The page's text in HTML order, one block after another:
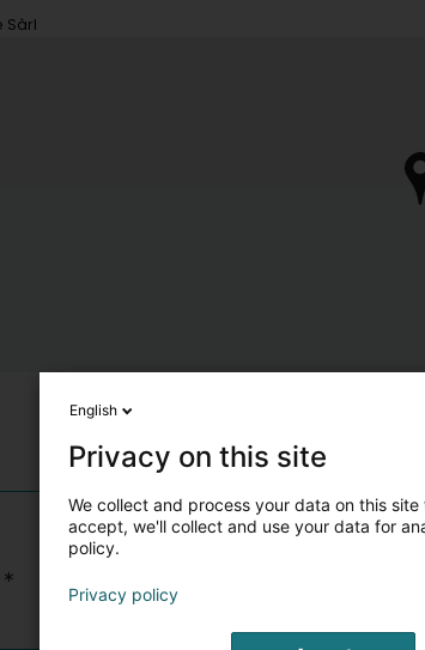
Sàrl
English
Privacy on this site
We collect and process your data on this
accept, we'll collect and use your data for
policy.
Privacy policy